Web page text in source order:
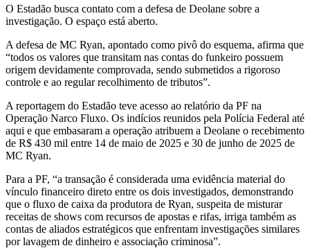
O Estadão busca contato com a defesa de Deolane sobre a
investigação. O espaço está aberto.
A defesa de MC Ryan, apontado como pivô do esquema, afirma que
“todos os valores que transitam nas contas do funkeiro possuem
origem devidamente comprovada, sendo submetidos a rigoroso
controle e ao regular recolhimento de tributos”.
A reportagem do Estadão teve acesso ao relatório da PF na
Operação Narco Fluxo. Os indícios reunidos pela Polícia Federal até
aqui e que embasaram a operação atribuem a Deolane o recebimento
de R$ 430 mil entre 14 de maio de 2025 e 30 de junho de 2025 de
MC Ryan.
Para a PF, “a transação é considerada uma evidência material do
vínculo financeiro direto entre os dois investigados, demonstrando
que o fluxo de caixa da produtora de Ryan, suspeita de misturar
receitas de shows com recursos de apostas e rifas, irriga também as
contas de aliados estratégicos que enfrentam investigações similares
por lavagem de dinheiro e associação criminosa”.